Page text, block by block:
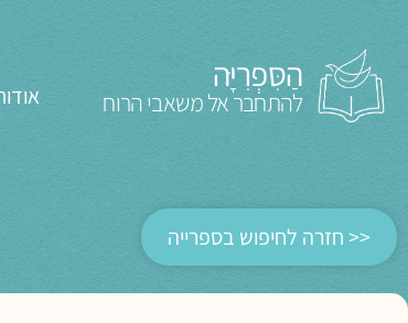
הַסִּפְרִיָּה
להתחבר אל משאבי הרוח
<< חזרה לחיפוש בספרייה